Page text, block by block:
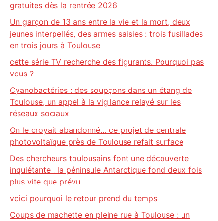
gratuites dès la rentrée 2026
Un garçon de 13 ans entre la vie et la mort, deux
jeunes interpellés, des armes saisies : trois fusillades
en trois jours à Toulouse
cette série TV recherche des figurants. Pourquoi pas
vous ?
Cyanobactéries : des soupçons dans un étang de
Toulouse, un appel à la vigilance relayé sur les
réseaux sociaux
On le croyait abandonné… ce projet de centrale
photovoltaïque près de Toulouse refait surface
Des chercheurs toulousains font une découverte
inquiétante : la péninsule Antarctique fond deux fois
plus vite que prévu
voici pourquoi le retour prend du temps
Coups de machette en pleine rue à Toulouse : un